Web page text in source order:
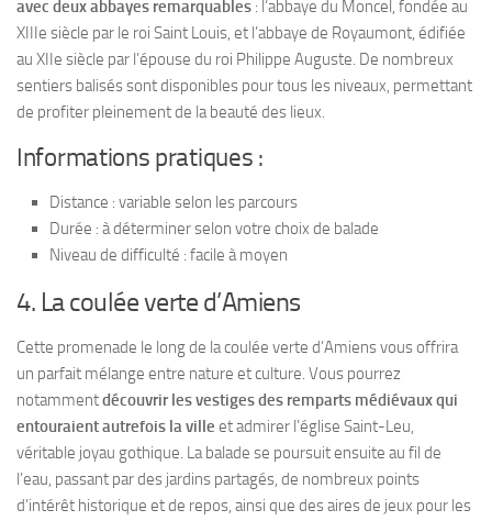
avec deux abbayes remarquables : l’abbaye du Moncel, fondée au
XIIIe siècle par le roi Saint Louis, et l’abbaye de Royaumont, édifiée
au XIIe siècle par l’épouse du roi Philippe Auguste. De nombreux
sentiers balisés sont disponibles pour tous les niveaux, permettant
de profiter pleinement de la beauté des lieux.
Informations pratiques :
Distance : variable selon les parcours
Durée : à déterminer selon votre choix de balade
Niveau de difficulté : facile à moyen
4. La coulée verte d’Amiens
Cette promenade le long de la coulée verte d’Amiens vous offrira
un parfait mélange entre nature et culture. Vous pourrez
notammentdécouvrir les vestiges des remparts médiévaux qui
entouraient autrefois la ville et admirer l’église Saint-Leu,
véritable joyau gothique. La balade se poursuit ensuite au fil de
l’eau, passant par des jardins partagés, de nombreux points
d’intérêt historique et de repos, ainsi que des aires de jeux pour les